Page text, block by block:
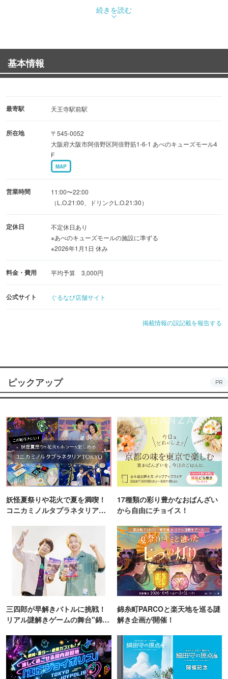
幅広いシーンでご利用いただけます！
名・12名・24名様ご対応。
接待・歓送迎会・家族会・慶事・法事など、公式の場でも
ご利用いただけます。
続きを読む
基本情報
最寄駅 天王寺駅前駅
所在地
〒545-0052
大阪府大阪市阿倍野区阿倍野筋1-6-1 あべのキューズモール4
F
MAP
営業時間
11:00〜22:00
（L.O.21:00、ドリンクL.O.21:30）
定休日
不定休日あり
※あべのキューズモールの施設に準ずる
※2026年1月1日 休み
料金・費用 平均予算 3,000円
公式サイト ぐるなび店舗サイト
掲載情報の誤記載を報告する
ピックアップ PR
妖怪夏祭りや花火で夏を満喫！
コニカミノルタプラネタリア
17種類の彩り豊かなおばんざい
から自由にチョイス！
三四郎が早解きバトルに挑戦！
リアル謎解きゲームの舞台"錦糸
錦糸町PARCOと楽天地を巡る謎
解き企画が開催！